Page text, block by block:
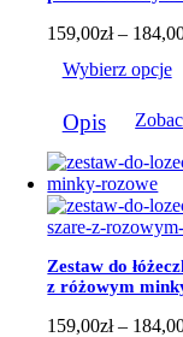
stronie
produktu
159,00zł –
Wybierz opcje
produkt
ma
wiele
wariantów.
Opcje
można
wybrać
na
stronie
produktu
Opis
Zestaw do
z różowym
159,00zł –